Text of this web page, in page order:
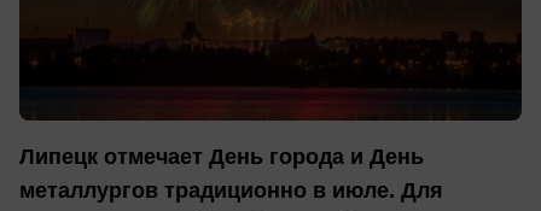
Липецк отмечает День города и День
металлургов традиционно в июле. Для